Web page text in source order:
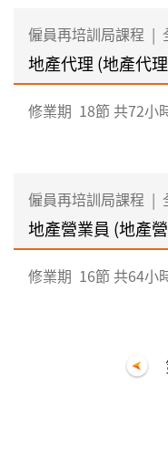
僱員再培訓局課程 |
地產代理 (地產代
修業期 18節 共72小
僱員再培訓局課程 |
地產營業員 (地產
修業期 16節 共64小